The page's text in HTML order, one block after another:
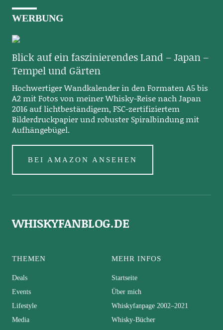
WERBUNG
Blick auf ein faszinierendes Land – Japan –
Tempel und Gärten
Hochwertiger Wandkalender in den Formaten A5 bis
A2 mit Fotos von meiner Whisky-Reise nach Japan
2016 auf lichtbeständigem, FSC-zertifiziertem
Bilderdruckpapier und robuster Spiralbindung mit
Aufhängebügel.
BEI AMAZON ANSEHEN
WHISKYFANBLOG.DE
THEMEN
Deals
Events
Lifestyle
Media
MEHR INFOS
Startseite
Über mich
Whiskyfanpage 2002–2021
Whisky-Bücher